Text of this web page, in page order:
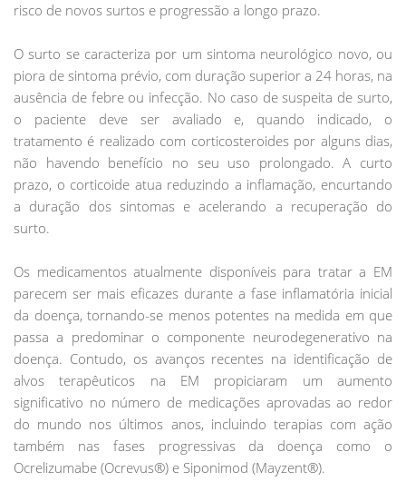
risco de novos surtos e progressão a longo prazo.
O surto se caracteriza por um sintoma neurológico novo, ou
piora de sintoma prévio, com duração superior a 24 horas, na
ausência de febre ou infecção. No caso de suspeita de surto,
o paciente deve ser avaliado e, quando indicado, o
tratamento é realizado com corticosteroides por alguns dias,
não havendo benefício no seu uso prolongado. A curto
prazo, o corticoide atua reduzindo a inflamação, encurtando
a duração dos sintomas e acelerando a recuperação do
surto.
Os medicamentos atualmente disponíveis para tratar a EM
parecem ser mais eficazes durante a fase inflamatória inicial
da doença, tornando-se menos potentes na medida em que
passa a predominar o componente neurodegenerativo na
doença. Contudo, os avanços recentes na identificação de
alvos terapêuticos na EM propiciaram um aumento
significativo no número de medicações aprovadas ao redor
do mundo nos últimos anos, incluindo terapias com ação
também nas fases progressivas da doença como o
Ocrelizumabe (Ocrevus®) e Siponimod (Mayzent®).